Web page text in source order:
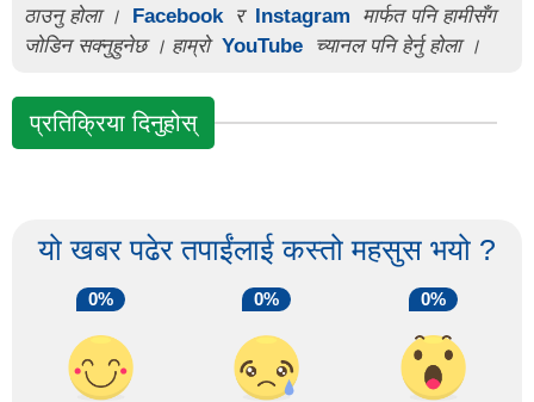
ठाउनु होला ।
Facebook र Instagram
मार्फत पनि हामीसँग
जोडिन सक्नुहुनेछ । हाम्रो YouTube च्यानल पनि हेर्नु होला ।
प्रतिक्रिया दिनुहोस्
यो खबर पढेर तपाईंलाई कस्तो महसुस भयो ?
0% 0% 0%